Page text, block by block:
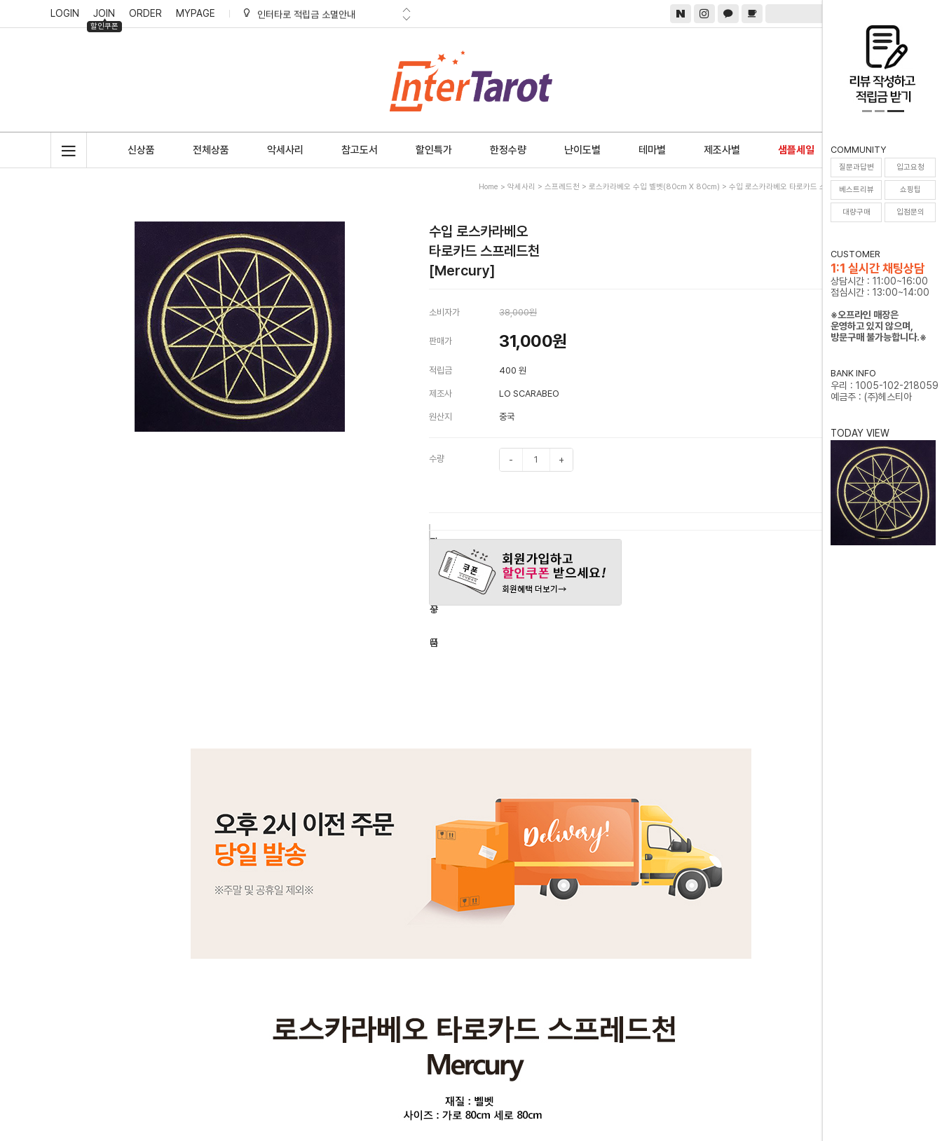
LOGIN JOIN
할인쿠폰
ORDER MYPAGE
인터타로 적립금 소멸안내
신상품 전체상품 악세사리 참고도서 할인특가 한정수량 난이도별 테마별 제조사별 샘플세일 0
COMMUNITY
질문과답변 입고요청
베스트리뷰 쇼핑팁
대량구매 입점문의
CUSTOMER
1:1 실시간 채팅상담
상담시간 : 11:00~16:00
점심시간 : 13:00~14:00
※오프라인 매장은
운영하고 있지 않으며,
방문구매 불가능합니다.※
BANK INFO
우리 : 1005-102-218059
예금주 : (주)헤스티아
TODAY VIEW
Home > 악세사리 > 스프레드천 > 로스카라베오 수입 벨벳(80cm X 80cm) > 수입 로스카라베오 타로카드 스프레드천 [Mercury]
수입 로스카라베오
타로카드 스프레드천
[Mercury]
소비자가 38,000원
판매가 31,000원
적립금 400 원
제조사 LO SCARABEO
원산지 중국
수량 - +
구
하
기
장
구
니
관
상
품